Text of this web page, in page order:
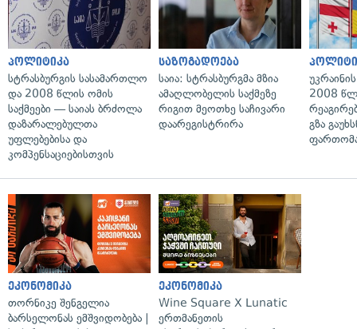
პოლიტიკა
სტრასბურგის სასამართლო
და 2008 წლის ომის
საქმეები — საიას ბრძოლა
დაზარალებულთა
უფლებებისა და
კომპენსაციებისთვის
საზოგადოება
საია: სტრასბურგმა მზია
ამაღლობელის საქმეზე
რიგით მეოთხე საჩივარი
დაარეგისტრირა
2008
გზა
ეკონომიკა
თორნიკე შენგელია
ბარსელონას ემშვიდობება |
ეკონომიკა
Wine Square X Lunatic
ერთმანეთის